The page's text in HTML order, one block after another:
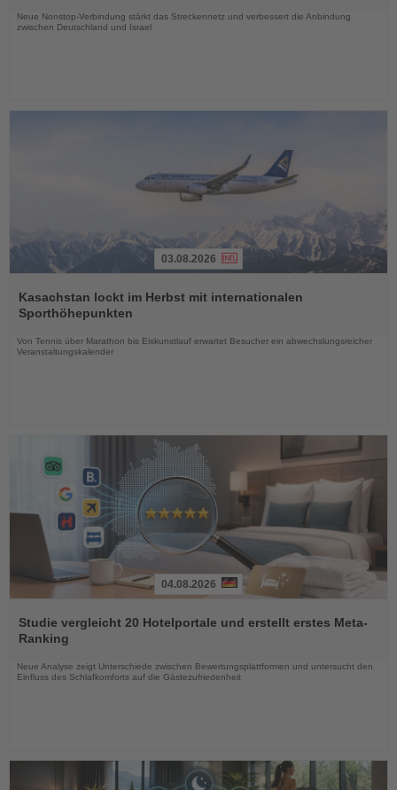
Neue Nonstop-Verbindung stärkt das Streckennetz und verbessert die Anbindung
zwischen Deutschland und Israel
Sie
die
Nachrichten
03.08.2026
Kasachstan lockt im Herbst mit internationalen
Sporthöhepunkten
Von Tennis über Marathon bis Eiskunstlauf erwartet Besucher ein abwechslungsreicher
Veranstaltungskalender
Sie
die
Nachrichten
04.08.2026
Studie vergleicht 20 Hotelportale und erstellt erstes Meta-
Ranking
Neue Analyse zeigt Unterschiede zwischen Bewertungsplattformen und untersucht den
Einfluss des Schlafkomforts auf die Gästezufriedenheit